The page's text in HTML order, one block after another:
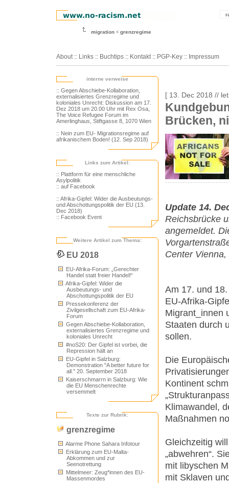
migration grenzregime
About :: Links :: Buchtips :: Kontakt :: PGP-Key :: Impressum
interne verweise
:: Gegen Abschiebe-Kollaboration,
externalisiertes Grenzregime und
koloniales Unrecht: Diskussion am 17.
Dez 2018 um 20.00 Uhr mit Rex Osa,
The Voice Refugee Forum im
Amerlinghaus, Stiftgasse 8, 1070 Wien
:: Nein zum EU- Migrationsregime auf
afrikanischem Boden! (12. Sep 2018)
Links zum Artikel:
:: Plattform für eine menschliche
Asylpolitik
:: auf Facebook
:: Afrika-Gipfel: Wider die Ausbeutungs-
und Abschottungspolitik der EU (13.
Dec 2018)
:: Facebook Event
Weitere Artikel zum Thema:
EU 2018
EU-Afrika-Forum: „Gerechter
Handel statt freier Handel!“
Afrika-Gipfel: Wider die
Ausbeutungs- und
Abschottungspolitik der EU
Pressekonferenz der
Zivilgesellschaft zum EU-Afrika-
Forum
Gegen Abschiebe-Kollaboration,
externalisiertes Grenzregime und
koloniales Unrecht
#noS20: Der Gipfel ist vorbei, die
Repression hält an
EU-Gipfel in Salzburg:
Demonstration "A better future for
all." 20. September 2018
Kaiserschmarrn in Salzburg: Wie
die EU Menschenrechte
versemmelt
Texte zur Rubrik:
grenzregime
Alarme Phone Sahara Infotour
Erklärung zum EU-Malta-
Abkommen und zur
Seenotrettung
Mittelmeer: Zeug*innen des EU-
Massenmordes
[ 13. Dec 2018 //
Brücken,
Update 14.
Reichsbrücke
angemeldet.
Center
Am 17. und
EU-Afrika-
Migrant_innen
Staaten durch
sollen.
Die
Kontinent
Klimawandel,
Maßnahmen
Gleichzeitig
„abwehren“.
mit libyschen
mit Sklaven